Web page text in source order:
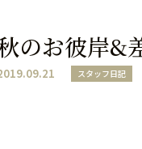
のお彼岸&
スタッフ日記